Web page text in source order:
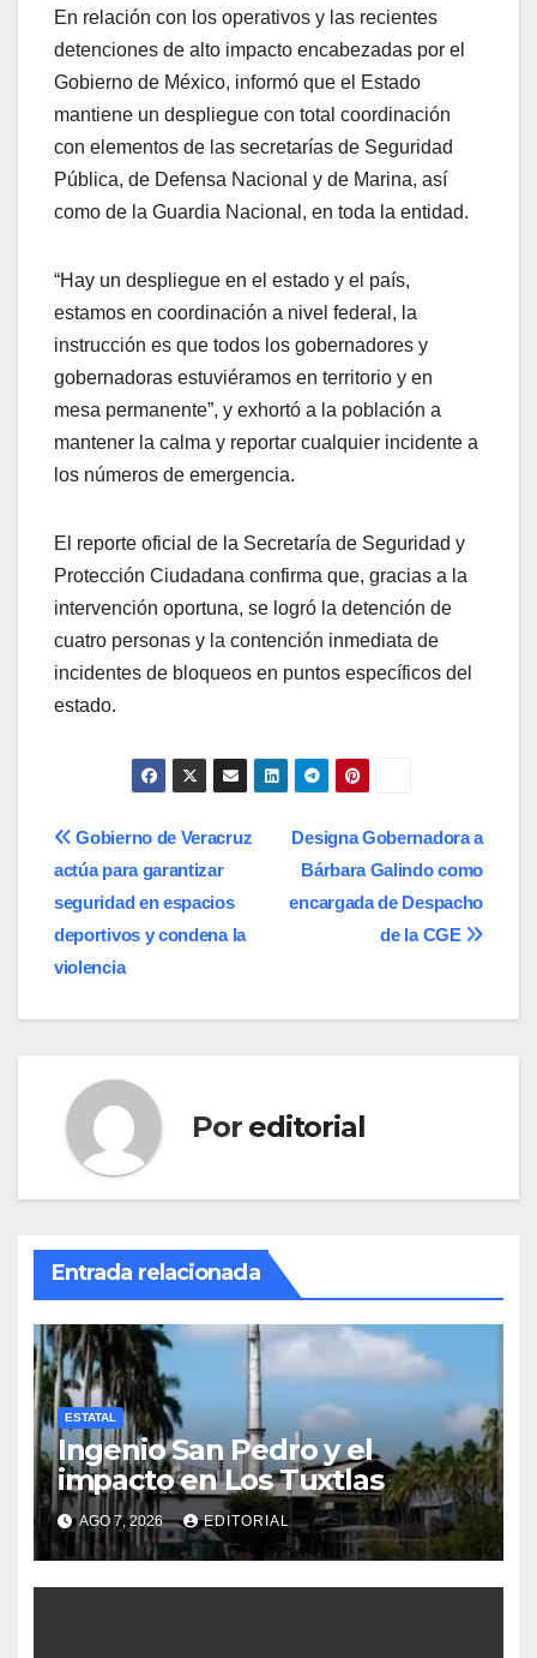
En relación con los operativos y las recientes
detenciones de alto impacto encabezadas por el
Gobierno de México, informó que el Estado
mantiene un despliegue con total coordinación
con elementos de las secretarías de Seguridad
Pública, de Defensa Nacional y de Marina, así
como de la Guardia Nacional, en toda la entidad.
“Hay un despliegue en el estado y el país,
estamos en coordinación a nivel federal, la
instrucción es que todos los gobernadores y
gobernadoras estuviéramos en territorio y en
mesa permanente”, y exhortó a la población a
mantener la calma y reportar cualquier incidente a
los números de emergencia.
El reporte oficial de la Secretaría de Seguridad y
Protección Ciudadana confirma que, gracias a la
intervención oportuna, se logró la detención de
cuatro personas y la contención inmediata de
incidentes de bloqueos en puntos específicos del
estado.
Navegación
de
entradas
Designa Gobernadora a
Bárbara Galindo como
encargada de Despacho
de la CGE
Gobierno de Veracruz
actúa para garantizar
seguridad en espacios
deportivos y condena la
violencia
Por editorial
Entrada relacionada
ESTATAL
Ingenio San Pedro y el
impacto en Los Tuxtlas
AGO 7, 2026 EDITORIAL